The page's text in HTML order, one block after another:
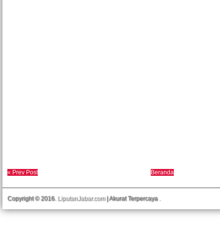
« Prev Post Beranda
Copyright © 2016. LiputanJabar.com| Akurat Terpercaya